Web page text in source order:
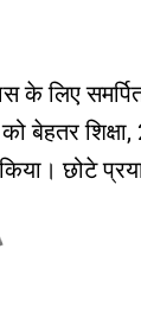
समर्पित
बेहतर
छोटे